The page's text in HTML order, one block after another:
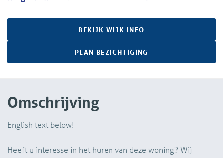
BEKIJK WIJK INFO
PLAN BEZICHTIGING
Omschrijving
English text below!
Heeft u interesse in het huren van deze woning? Wij